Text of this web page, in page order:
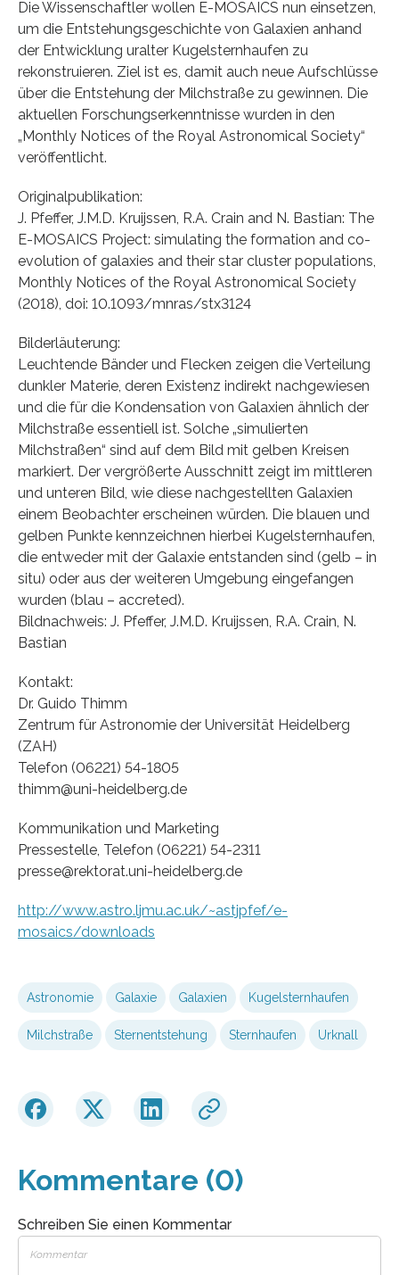
Die Wissenschaftler wollen E-MOSAICS nun einsetzen,
um die Entstehungsgeschichte von Galaxien anhand
der Entwicklung uralter Kugelsternhaufen zu
rekonstruieren. Ziel ist es, damit auch neue Aufschlüsse
über die Entstehung der Milchstraße zu gewinnen. Die
aktuellen Forschungserkenntnisse wurden in den
„Monthly Notices of the Royal Astronomical Society“
veröffentlicht.
Originalpublikation:
J. Pfeffer, J.M.D. Kruijssen, R.A. Crain and N. Bastian: The
E-MOSAICS Project: simulating the formation and co-
evolution of galaxies and their star cluster populations,
Monthly Notices of the Royal Astronomical Society
(2018), doi: 10.1093/mnras/stx3124
Bilderläuterung:
Leuchtende Bänder und Flecken zeigen die Verteilung
dunkler Materie, deren Existenz indirekt nachgewiesen
und die für die Kondensation von Galaxien ähnlich der
Milchstraße essentiell ist. Solche „simulierten
Milchstraßen“ sind auf dem Bild mit gelben Kreisen
markiert. Der vergrößerte Ausschnitt zeigt im mittleren
und unteren Bild, wie diese nachgestellten Galaxien
einem Beobachter erscheinen würden. Die blauen und
gelben Punkte kennzeichnen hierbei Kugelsternhaufen,
die entweder mit der Galaxie entstanden sind (gelb – in
situ) oder aus der weiteren Umgebung eingefangen
wurden (blau – accreted).
Bildnachweis: J. Pfeffer, J.M.D. Kruijssen, R.A. Crain, N.
Bastian
Kontakt:
Dr. Guido Thimm
Zentrum für Astronomie der Universität Heidelberg
(ZAH)
Telefon (06221) 54-1805
thimm@uni-heidelberg.de
Kommunikation und Marketing
Pressestelle, Telefon (06221) 54-2311
presse@rektorat.uni-heidelberg.de
http://www.astro.ljmu.ac.uk/~astjpfef/e-
mosaics/downloads
Astronomie Galaxie Galaxien Kugelsternhaufen
Milchstraße Sternentstehung Sternhaufen Urknall
Kommentare (0)
Schreiben Sie einen Kommentar